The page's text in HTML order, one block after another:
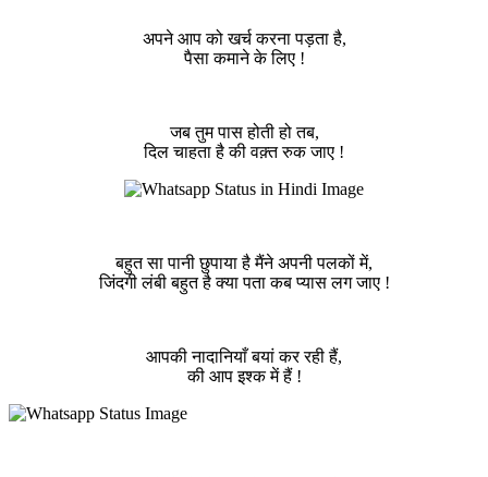
अपने आप को खर्च करना पड़ता है,
पैसा कमाने के लिए !
जब तुम पास होती हो तब,
दिल चाहता है की वक़्त रुक जाए !
बहुत सा पानी छुपाया है मैंने अपनी पलकों में,
जिंदगी लंबी बहुत है क्या पता कब प्यास लग जाए !
आपकी नादानियाँ बयां कर रही हैं,
की आप इश्क में हैं !